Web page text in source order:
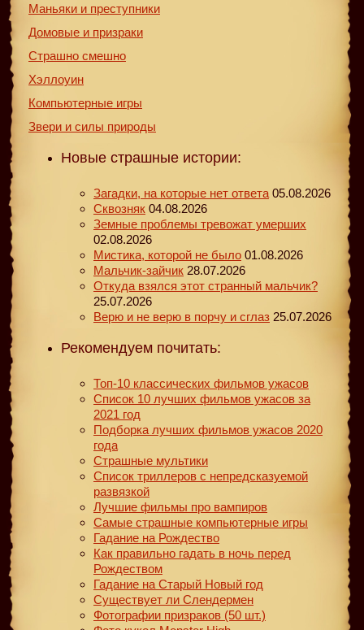
Маньяки и преступники
Домовые и призраки
Страшно смешно
Хэллоуин
Компьютерные игры
Звери и силы природы
Новые страшные истории:
Загадки, на которые нет ответа 05.08.2026
Сквозняк 04.08.2026
Земные проблемы тревожат умерших
02.08.2026
Мистика, которой не было 01.08.2026
Мальчик-зайчик 28.07.2026
Откуда взялся этот странный мальчик?
25.07.2026
Верю и не верю в порчу и сглаз 25.07.2026
Рекомендуем почитать:
Топ-10 классических фильмов ужасов
Список 10 лучших фильмов ужасов за
2021 год
Подборка лучших фильмов ужасов 2020
года
Страшные мультики
Список триллеров с непредсказуемой
развязкой
Лучшие фильмы про вампиров
Самые страшные компьютерные игры
Гадание на Рождество
Как правильно гадать в ночь перед
Рождеством
Гадание на Старый Новый год
Существует ли Слендермен
Фотографии призраков (50 шт.)